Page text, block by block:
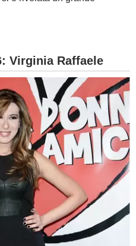
Virginia Raffaele